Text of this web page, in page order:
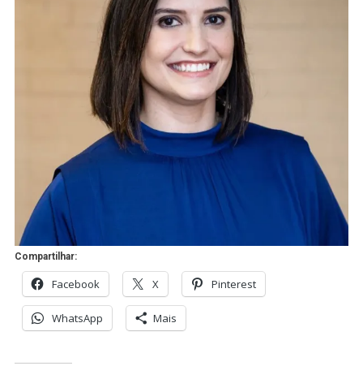
Compartilhar:
Facebook X Pinterest
WhatsApp Mais